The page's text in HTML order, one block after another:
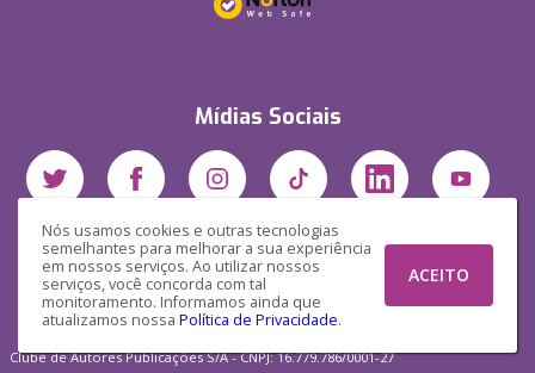
Nós usamos cookies e outras tecnologias
semelhantes para melhorar a sua experiência
em nossos serviços. Ao utilizar nossos
serviços, você concorda com tal
monitoramento. Informamos ainda que
atualizamos nossa Política de Privacidade.
ACEITO
Mídias Sociais
Clube de Autores Publicações S/A - CNPJ: 16.779.786/0001-27